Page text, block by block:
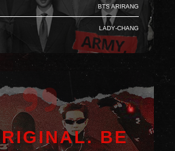
BTS Arirang
Lady-Chang
BE